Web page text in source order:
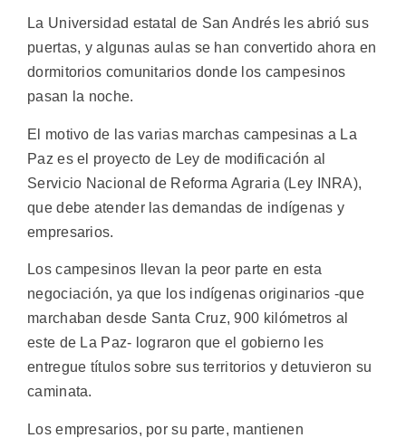
La Universidad estatal de San Andrés les abrió sus
puertas, y algunas aulas se han convertido ahora en
dormitorios comunitarios donde los campesinos
pasan la noche.
El motivo de las varias marchas campesinas a La
Paz es el proyecto de Ley de modificación al
Servicio Nacional de Reforma Agraria (Ley INRA),
que debe atender las demandas de indígenas y
empresarios.
Los campesinos llevan la peor parte en esta
negociación, ya que los indígenas originarios -que
marchaban desde Santa Cruz, 900 kilómetros al
este de La Paz- lograron que el gobierno les
entregue títulos sobre sus territorios y detuvieron su
caminata.
Los empresarios, por su parte, mantienen